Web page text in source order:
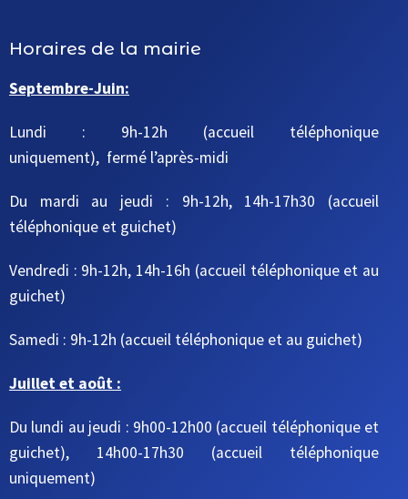
Horaires de la mairie
Septembre-Juin:
Lundi : 9h-12h (accueil téléphonique
uniquement), fermé l’après-midi
Du mardi au jeudi : 9h-12h, 14h-17h30 (accueil
téléphonique et guichet)
Vendredi : 9h-12h, 14h-16h (accueil téléphonique et au
guichet)
Samedi : 9h-12h (accueil téléphonique et au guichet)
Juillet et août :
Du lundi au jeudi : 9h00-12h00 (accueil téléphonique et
guichet), 14h00-17h30 (accueil téléphonique
uniquement)